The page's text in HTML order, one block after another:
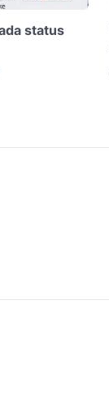
status